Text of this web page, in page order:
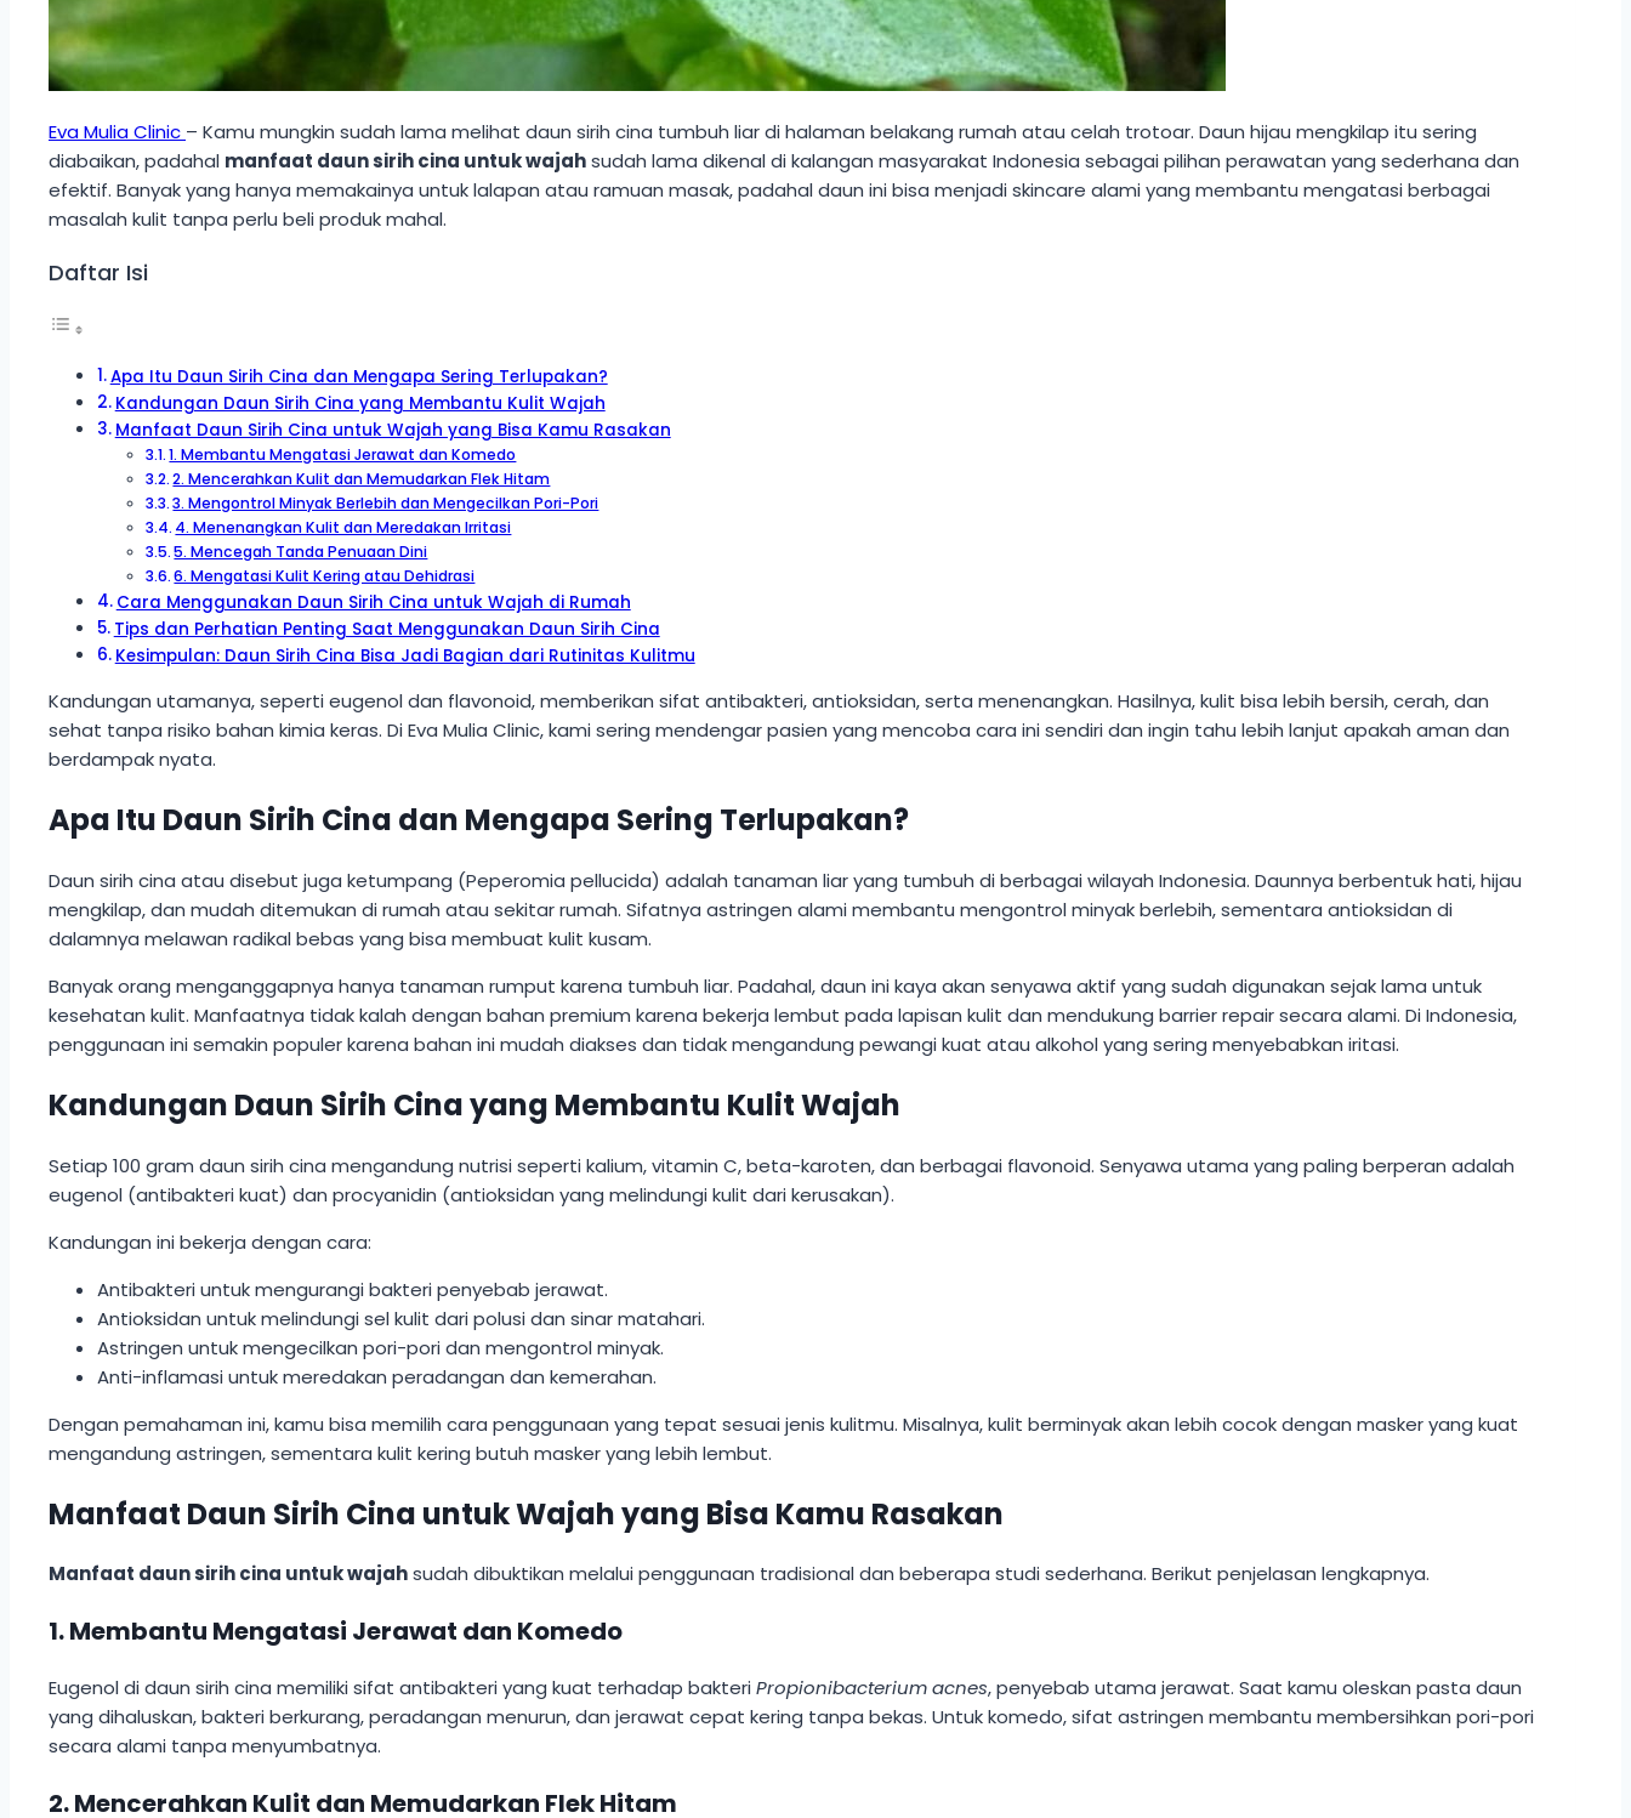
Eva Mulia Clinic – Kamu mungkin sudah lama melihat daun sirih cina tumbuh liar di halaman belakang rumah atau celah trotoar. Daun hijau mengkilap itu sering
diabaikan, padahal manfaat daun sirih cina untuk wajahsudah lama dikenal di kalangan masyarakat Indonesia sebagai pilihan perawatan yang sederhana dan
efektif. Banyak yang hanya memakainya untuk lalapan atau ramuan masak, padahal daun ini bisa menjadi skincare alami yang membantu mengatasi berbagai
masalah kulit tanpa perlu beli produk mahal.
Daftar Isi
Apa Itu Daun Sirih Cina dan Mengapa Sering Terlupakan?
Kandungan Daun Sirih Cina yang Membantu Kulit Wajah
Manfaat Daun Sirih Cina untuk Wajah yang Bisa Kamu Rasakan
1. Membantu Mengatasi Jerawat dan Komedo
2. Mencerahkan Kulit dan Memudarkan Flek Hitam
3. Mengontrol Minyak Berlebih dan Mengecilkan Pori-Pori
4. Menenangkan Kulit dan Meredakan Irritasi
5. Mencegah Tanda Penuaan Dini
6. Mengatasi Kulit Kering atau Dehidrasi
Cara Menggunakan Daun Sirih Cina untuk Wajah di Rumah
Tips dan Perhatian Penting Saat Menggunakan Daun Sirih Cina
Kesimpulan: Daun Sirih Cina Bisa Jadi Bagian dari Rutinitas Kulitmu
Kandungan utamanya, seperti eugenol dan flavonoid, memberikan sifat antibakteri, antioksidan, serta menenangkan. Hasilnya, kulit bisa lebih bersih, cerah, dan
sehat tanpa risiko bahan kimia keras. Di Eva Mulia Clinic, kami sering mendengar pasien yang mencoba cara ini sendiri dan ingin tahu lebih lanjut apakah aman dan
berdampak nyata.
Apa Itu Daun Sirih Cina dan Mengapa Sering Terlupakan?
Daun sirih cina atau disebut juga ketumpang (Peperomia pellucida) adalah tanaman liar yang tumbuh di berbagai wilayah Indonesia. Daunnya berbentuk hati, hijau
mengkilap, dan mudah ditemukan di rumah atau sekitar rumah. Sifatnya astringen alami membantu mengontrol minyak berlebih, sementara antioksidan di
dalamnya melawan radikal bebas yang bisa membuat kulit kusam.
Banyak orang menganggapnya hanya tanaman rumput karena tumbuh liar. Padahal, daun ini kaya akan senyawa aktif yang sudah digunakan sejak lama untuk
kesehatan kulit. Manfaatnya tidak kalah dengan bahan premium karena bekerja lembut pada lapisan kulit dan mendukung barrier repair secara alami. Di Indonesia,
penggunaan ini semakin populer karena bahan ini mudah diakses dan tidak mengandung pewangi kuat atau alkohol yang sering menyebabkan iritasi.
Kandungan Daun Sirih Cina yang Membantu Kulit Wajah
Setiap 100 gram daun sirih cina mengandung nutrisi seperti kalium, vitamin C, beta-karoten, dan berbagai flavonoid. Senyawa utama yang paling berperan adalah
eugenol (antibakteri kuat) dan procyanidin (antioksidan yang melindungi kulit dari kerusakan).
Kandungan ini bekerja dengan cara:
Antibakteri untuk mengurangi bakteri penyebab jerawat.
Antioksidan untuk melindungi sel kulit dari polusi dan sinar matahari.
Astringen untuk mengecilkan pori-pori dan mengontrol minyak.
Anti-inflamasi untuk meredakan peradangan dan kemerahan.
Dengan pemahaman ini, kamu bisa memilih cara penggunaan yang tepat sesuai jenis kulitmu. Misalnya, kulit berminyak akan lebih cocok dengan masker yang kuat
mengandung astringen, sementara kulit kering butuh masker yang lebih lembut.
Manfaat Daun Sirih Cina untuk Wajah yang Bisa Kamu Rasakan
Manfaat daun sirih cina untuk wajahsudah dibuktikan melalui penggunaan tradisional dan beberapa studi sederhana. Berikut penjelasan lengkapnya.
1. Membantu Mengatasi Jerawat dan Komedo
Eugenol di daun sirih cina memiliki sifat antibakteri yang kuat terhadap bakteri Propionibacterium acnes, penyebab utama jerawat. Saat kamu oleskan pasta daun
yang dihaluskan, bakteri berkurang, peradangan menurun, dan jerawat cepat kering tanpa bekas. Untuk komedo, sifat astringen membantu membersihkan pori-pori
secara alami tanpa menyumbatnya.
2. Mencerahkan Kulit dan Memudarkan Flek Hitam